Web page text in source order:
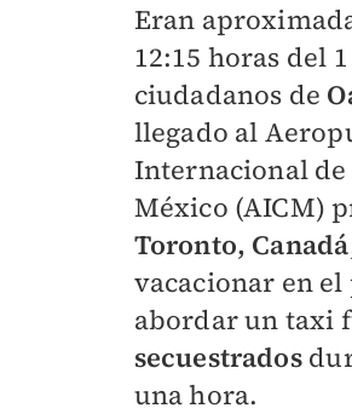
Eran
12:15 horas del
ciudadanos de
llegado al
Internacional de
México (AICM)
Toronto, Canadá
vacacionar en
abordar un taxi
secuestrados
una hora.